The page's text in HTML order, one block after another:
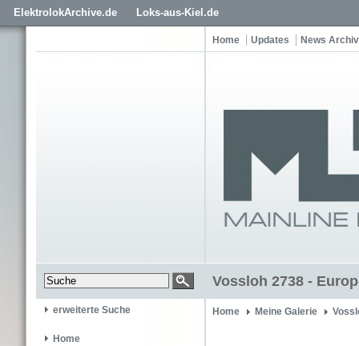
ElektrolokArchive.de Loks-aus-Kiel.de
Home Updates News Archiv
Vossloh 2738 -
erweiterte Suche
Home
Home Meine Galerie